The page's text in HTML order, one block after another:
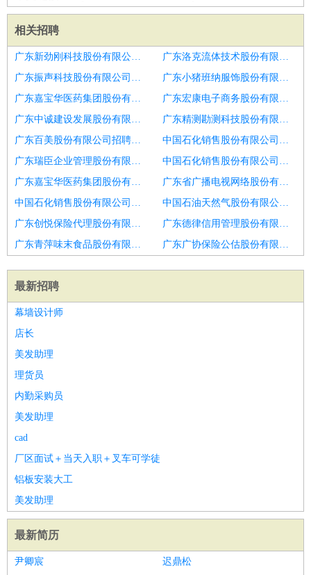
相关招聘
广东新劲刚科技股份有限公司招聘抖音快手主播
广东洛克流体技术股份有限公司招聘前十公会海选新人主播
广东振声科技股份有限公司招聘主播
广东小猪班纳服饰股份有限公司长春分公司招聘10000
广东嘉宝华医药集团股份有限公司华业香庄分店招聘网络主播
广东宏康电子商务股份有限公司招聘抖音直播主播
广东中诚建设发展股份有限公司招聘主播
广东精测勘测科技股份有限公司济南分公司招聘带货主播
广东百美股份有限公司招聘服装主播
中国石化销售股份有限公司广东佛山高明潭边加油站招聘网络主播
广东瑞臣企业管理股份有限公司招聘主播
中国石化销售股份有限公司广东佛山顺德马岗加油站招聘主播
广东嘉宝华医药集团股份有限公司南屏分店招聘高薪诚聘优质才艺主播保底5
广东省广播电视网络股份有限公司揭阳揭东分公司招聘全网通缉吃鸡主播
中国石化销售股份有限公司广东江门开平马冈商店招聘娱乐主播
中国石油天然气股份有限公司广东广州花都前进加油站招聘娱乐主播
广东创悦保险代理股份有限公司东莞厚街营业部招聘抖音带货主播
广东德律信用管理股份有限公司上海分公司招聘直播带货主播
广东青萍味末食品股份有限公司招聘抖音主播
广东广协保险公估股份有限公司湖南分公司招聘家纺带货主播
最新招聘
幕墙设计师
店长
美发助理
理货员
内勤采购员
美发助理
cad
厂区面试＋当天入职＋叉车可学徒
铝板安装大工
美发助理
最新简历
尹卿宸 迟鼎松